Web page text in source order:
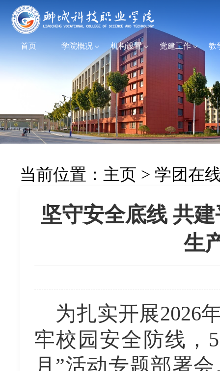
首页 学院概况 机构设置 党建工作 教
当前位置： 主页 > 学团在
坚守安全底线 共
生
为扎实开展2026
牢校园安全防线，
月”活动专题部署